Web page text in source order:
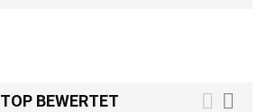
TOP BEWERTET